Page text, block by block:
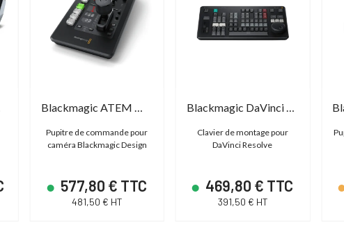
Blackmagic ATEM Micro Camera Panel
Pupitre de commande pour
caméra Blackmagic Design
577,80 € TTC
481,50 € HT
Blackmagic DaVinci Resolve Replay Editor
Clavier de montage pour
DaVinci Resolve
469,80 € TTC
391,50 € HT